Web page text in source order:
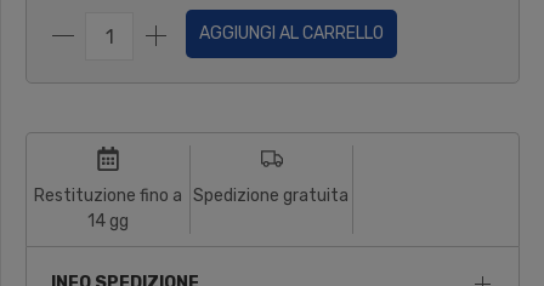
AGGIUNGI AL CARRELLO
Restituzione fino a
14 gg
Spedizione gratuita